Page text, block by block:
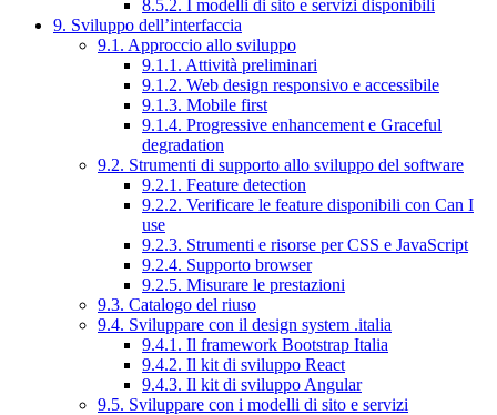
8.5.2. I modelli di sito e servizi disponibili
9. Sviluppo dell’interfaccia
9.1. Approccio allo sviluppo
9.1.1. Attività preliminari
9.1.2. Web design responsivo e accessibile
9.1.3. Mobile first
9.1.4. Progressive enhancement e Graceful
degradation
9.2. Strumenti di supporto allo sviluppo del software
9.2.1. Feature detection
9.2.2. Verificare le feature disponibili con Can I
use
9.2.3. Strumenti e risorse per CSS e JavaScript
9.2.4. Supporto browser
9.2.5. Misurare le prestazioni
9.3. Catalogo del riuso
9.4. Sviluppare con il design system .italia
9.4.1. Il framework Bootstrap Italia
9.4.2. Il kit di sviluppo React
9.4.3. Il kit di sviluppo Angular
9.5. Sviluppare con i modelli di sito e servizi